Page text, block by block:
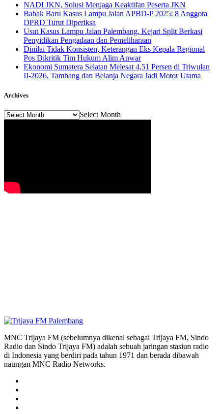
NADI JKN, Solusi Menjaga Keaktifan Peserta JKN
Babak Baru Kasus Lampu Jalan APBD-P 2025: 8 Anggota
DPRD Turut Diperiksa
Usut Kasus Lampu Jalan Palembang, Kejari Split Berkasi
Penyidikan Pengadaan dan Pemeliharaan
Dinilai Tidak Konsisten, Keterangan Eks Kepala Regional
Pos Dikritik Tim Hukum Alim Anwar
Ekonomi Sumatera Selatan Melesat 4,51 Persen di Triwulan
II-2026, Tambang dan Belanja Negara Jadi Motor Utama
Archives
Archives Select Month
MNC Trijaya FM (sebelumnya dikenal sebagai Trijaya FM, Sindo
Radio dan Sindo Trijaya FM) adalah sebuah jaringan stasiun radio
di Indonesia yang berdiri pada tahun 1971 dan berada dibawah
naungan MNC Radio Networks.